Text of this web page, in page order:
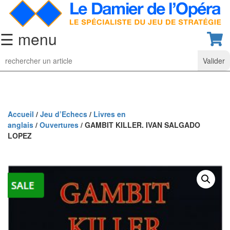
☰ menu
Jeu
d’Echecs
collection
Echiquiers
Pièces
d’échecs
classiques
Accueil / Jeu d’Echecs / Livres en
anglais / Ouvertures / GAMBIT KILLER. IVAN SALGADO
LOPEZ